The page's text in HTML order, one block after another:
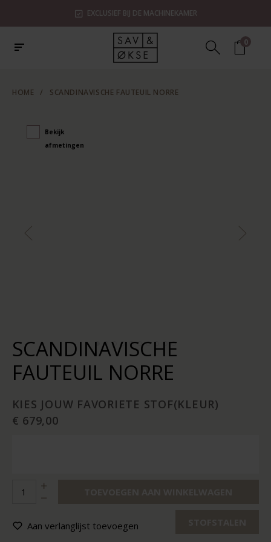
EXCLUSIEF BIJ DE MACHINEKAMER
0
HOME / SCANDINAVISCHE FAUTEUIL NORRE
Bekijk
afmetingen
SCANDINAVISCHE
FAUTEUIL NORRE
KIES JOUW FAVORIETE STOF(KLEUR)
€ 679,00
Aan verlanglijst toevoegen